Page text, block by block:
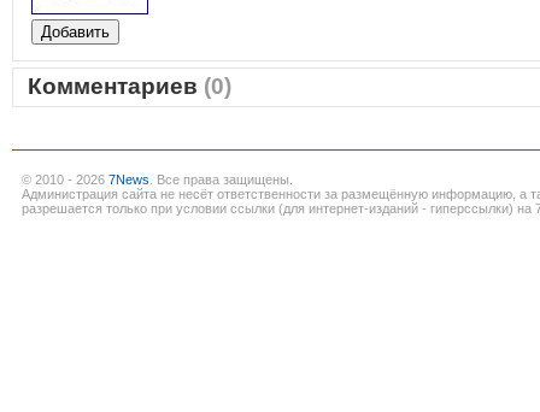
Комментариев (0)
© 2010 - 2026 7News . Все права защищены.
Администрация сайта не несёт ответственности за размещённую информацию, а
разрешается только при условии ссылки (для интернет-изданий - гиперссылки) на